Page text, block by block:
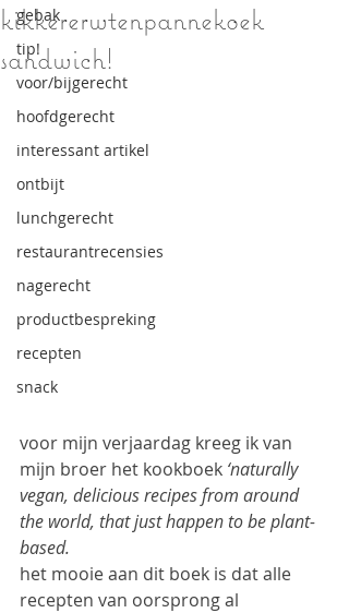
gebak
tip!
voor/bijgerecht
hoofdgerecht
interessant artikel
ontbijt
lunchgerecht
restaurantrecensies
nagerecht
productbespreking
recepten
snack
kikkererwtenpannekoek
sandwich!
voor mijn verjaardag kreeg ik van
mijn broer het kookboek ‘naturally
vegan, delicious recipes from around
the world, that just happen to be plant-
based.
het mooie aan dit boek is dat alle
recepten van oorsprong al